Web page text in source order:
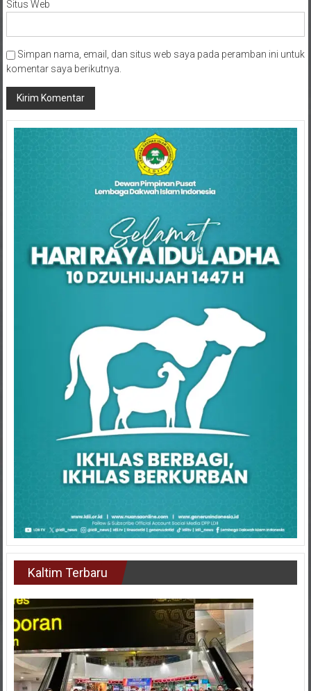
Situs Web
Simpan nama, email, dan situs web saya pada peramban ini untuk
komentar saya berikutnya.
Kaltim Terbaru